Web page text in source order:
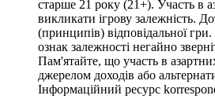
старше 21 року (21+). Участь в
викликати ігрову залежність.
(принципів) відповідальної
ознак залежності негайно
Пам'ятайте, що участь в
джерелом доходів або
Інформаційний ресурс